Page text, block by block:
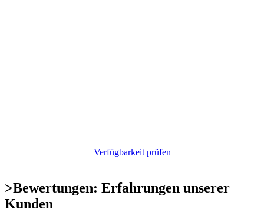
Verfügbarkeit prüfen
>Bewertungen: Erfahrungen unserer
Kunden